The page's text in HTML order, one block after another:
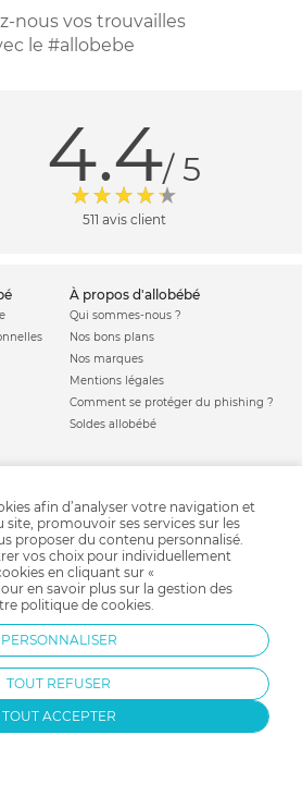
nous vos trouvailles
le #allobebe
4.4/ 5
511 avis client
à propos d'allobébé
Qui sommes-nous ?
Nos bons plans
Nos marques
Mentions légales
Comment se protéger du phishing ?
Soldes allobébé
les plus d'allobébé
Liste de naissance
Infos conseils
Jeux concours
Valise de maternité
Parrainage
Paiement sécurisé
Charte qualité
afin d’analyser votre navigation et
site, promouvoir ses services sur les
proposer du contenu personnalisé.
vos choix pour individuellement
en cliquant sur «
en savoir plus sur la gestion des
politique de cookies.
PERSONNALISER
TOUT REFUSER
TOUT ACCEPTER